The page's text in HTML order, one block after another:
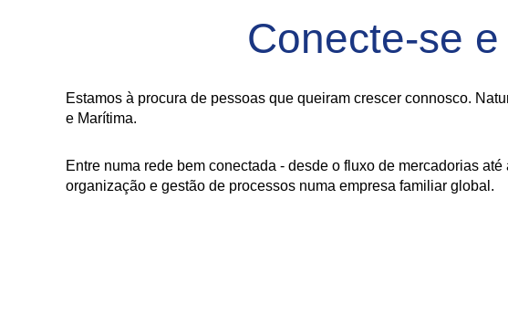
Conecte-se
Estamos à procura de pessoas que queiram crescer connosco.
e Marítima.
Entre numa rede bem conectada - desde o fluxo de mercadorias
organização e gestão de processos numa empresa familiar global.